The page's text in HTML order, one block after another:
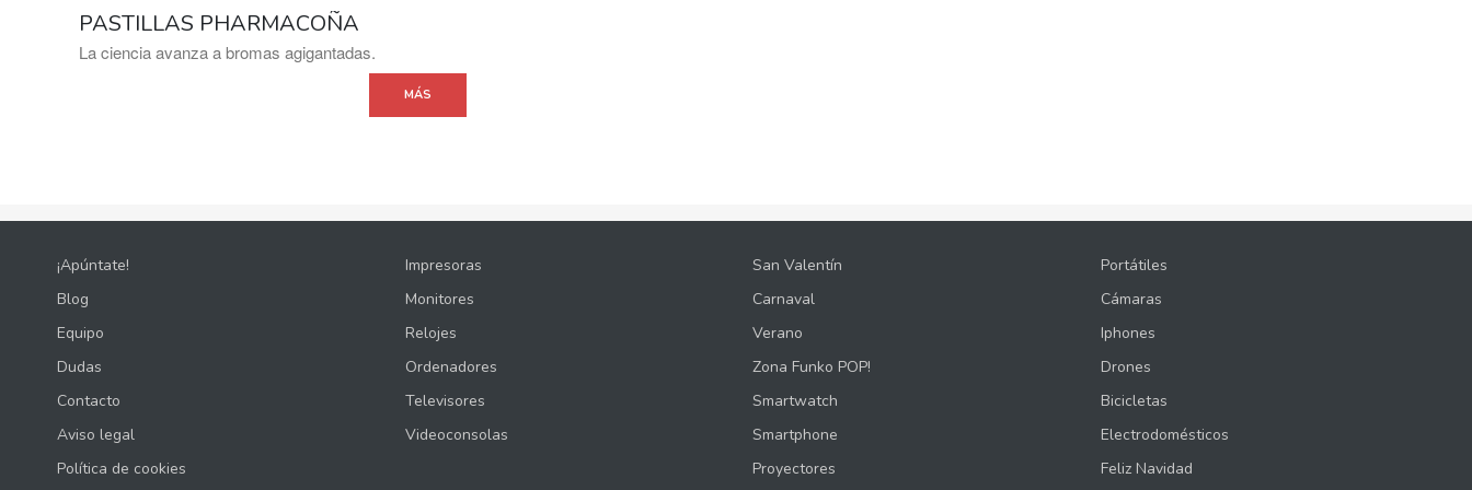
PASTILLAS PHARMACOÑA
La ciencia avanza a bromas agigantadas.
MÁS
¡Apúntate!
Blog
Equipo
Dudas
Contacto
Aviso legal
Política de cookies
Impresoras
Monitores
Relojes
Ordenadores
Televisores
Videoconsolas
San Valentín
Carnaval
Verano
Zona Funko POP!
Smartwatch
Smartphone
Proyectores
Portátiles
Cámaras
Iphones
Drones
Bicicletas
Electrodomésticos
Feliz Navidad